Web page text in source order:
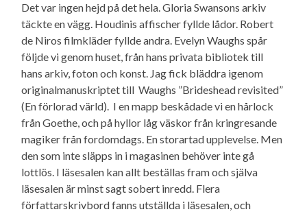
Det var ingen hejd på det hela. Gloria Swansons arkiv
täckte en vägg. Houdinis affischer fyllde lådor. Robert
de Niros filmkläder fyllde andra. Evelyn Waughs spår
följde vi genom huset, från hans privata bibliotek till
hans arkiv, foton och konst. Jag fick bläddra igenom
originalmanuskriptet till Waughs ”Brideshead revisited”
(En förlorad värld). I en mapp beskådade vi en hårlock
från Goethe, och på hyllor låg väskor från kringresande
magiker från fordomdags. En storartad upplevelse. Men
den som inte släpps in i magasinen behöver inte gå
lottlös. I läsesalen kan allt beställas fram och själva
läsesalen är minst sagt sobert inredd. Flera
författarskrivbord fanns utställda i läsesalen, och